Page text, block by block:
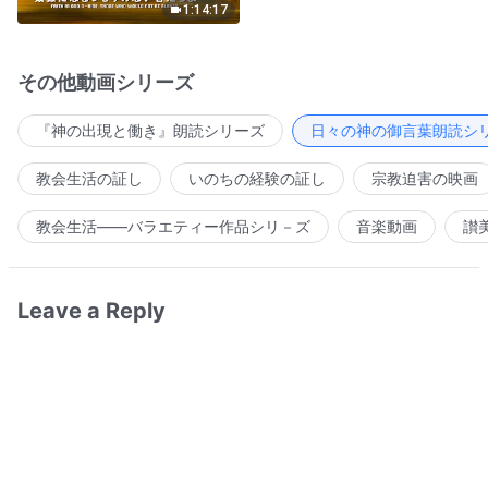
1:14:17
その他動画シリーズ
『神の出現と働き』朗読シリーズ 日々の神の御言葉朗読シ
教会生活の証し いのちの経験の証し 宗教迫害の映画
教会生活――バラエティー作品シリ－ズ 音楽動画 讃
Leave a Reply